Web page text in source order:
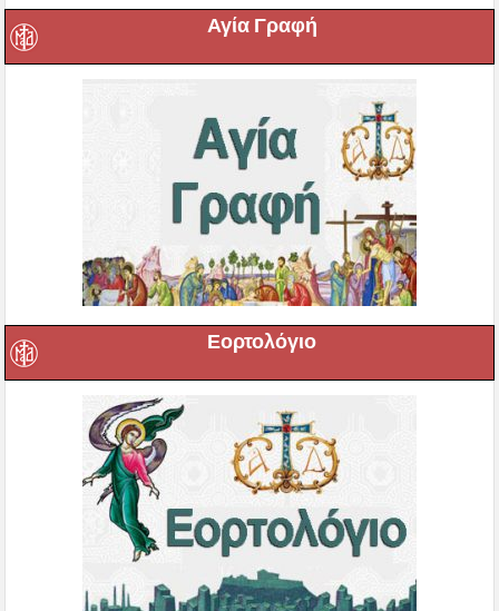
Αγία Γραφή
Εορτολόγιο